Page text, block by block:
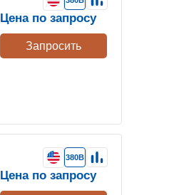
Цена по запросу
Запросить
380В
Цена по запросу